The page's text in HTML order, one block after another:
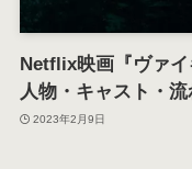
Netflix映画『ヴァ
人物・キャスト・流
2023年2月9日